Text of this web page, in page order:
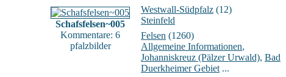
Schafsfelsen~005
Kommentare: 6
pfalzbilder
Westwall-Südpfalz (12)
Steinfeld
Felsen (1260)
Allgemeine Informationen,
Johanniskreuz (Pälzer Urwald), Bad
Duerkheimer Gebiet ...